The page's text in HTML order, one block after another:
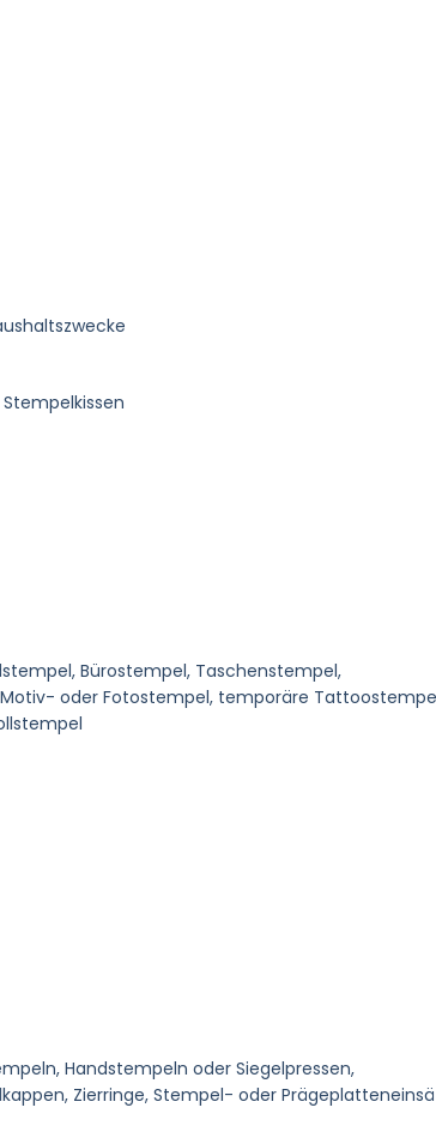
Bürostempel, Taschenstempel,
oder Fotostempel, temporäre
Handstempeln oder Siegelpressen,
Zierringe, Stempel- oder